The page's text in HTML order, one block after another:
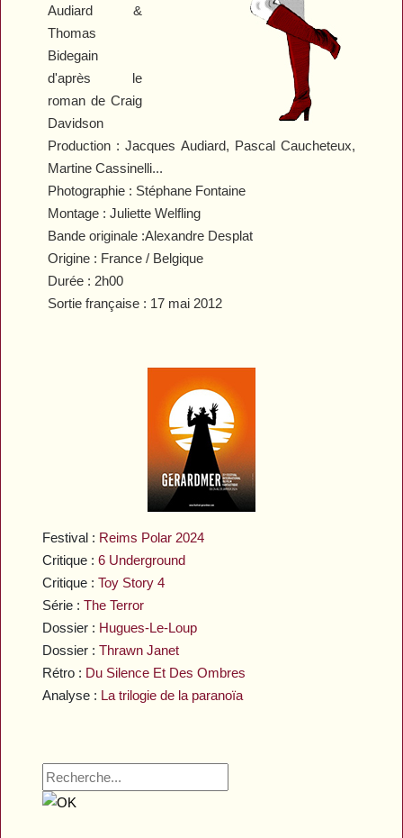
Festival : Reims Polar 2024
Critique :6 Underground
Critique :Toy Story 4
Série :The Terror
Dossier : Hugues-Le-Loup
Dossier :Thrawn Janet
Rétro : Du Silence Et Des Ombres
Analyse : La trilogie de la paranoïa
Audiard &
Thomas
Bidegain
d'après le
roman de Craig
Davidson
Production : Jacques Audiard, Pascal Caucheteux,
Martine Cassinelli...
Photographie : Stéphane Fontaine
Montage : Juliette Welfling
Bande originale :Alexandre Desplat
Origine : France / Belgique
Durée : 2h00
Sortie française : 17 mai 2012